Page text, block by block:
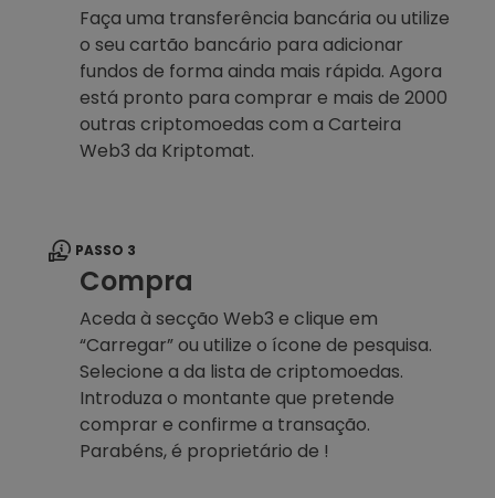
Faça uma transferência bancária ou utilize
o seu cartão bancário para adicionar
fundos de forma ainda mais rápida. Agora
está pronto para comprar e mais de 2000
outras criptomoedas com a Carteira
Web3 da Kriptomat.
PASSO 3
Compra
Aceda à secção Web3 e clique em
“Carregar” ou utilize o ícone de pesquisa.
Selecione a da lista de criptomoedas.
Introduza o montante que pretende
comprar e confirme a transação.
Parabéns, é proprietário de !